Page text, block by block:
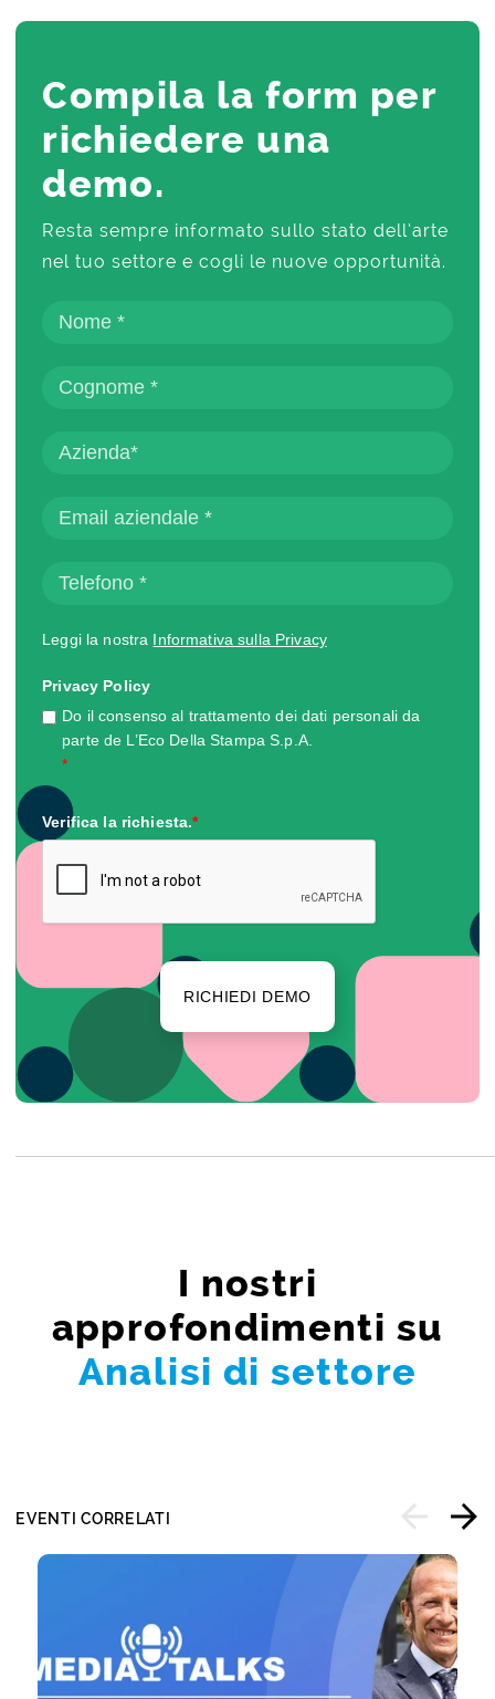
Compila la form per
richiedere una
demo.
Resta sempre informato sullo stato dell’arte
nel tuo settore e cogli le nuove opportunità.
Leggi la nostra Informativa sulla Privacy
Privacy Policy
Do il consenso al trattamento dei dati personali da
parte de L’Eco Della Stampa S.p.A.
*
Verifica la richiesta.*
RICHIEDI DEMO
I nostri
approfondimenti su
Analisi di settore
EVENTI CORRELATI